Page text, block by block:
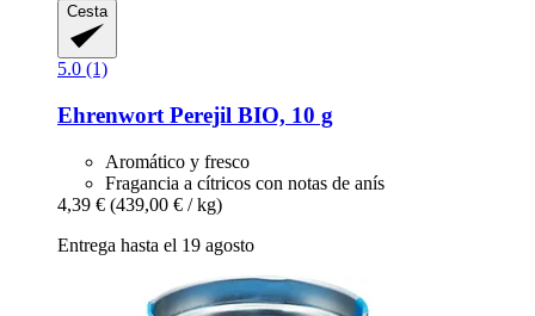
Cesta
5.0 (1)
Ehrenwort Perejil BIO, 10 g
Aromático y fresco
Fragancia a cítricos con notas de anís
4,39 € (439,00 € / kg)
Entrega hasta el 19 agosto